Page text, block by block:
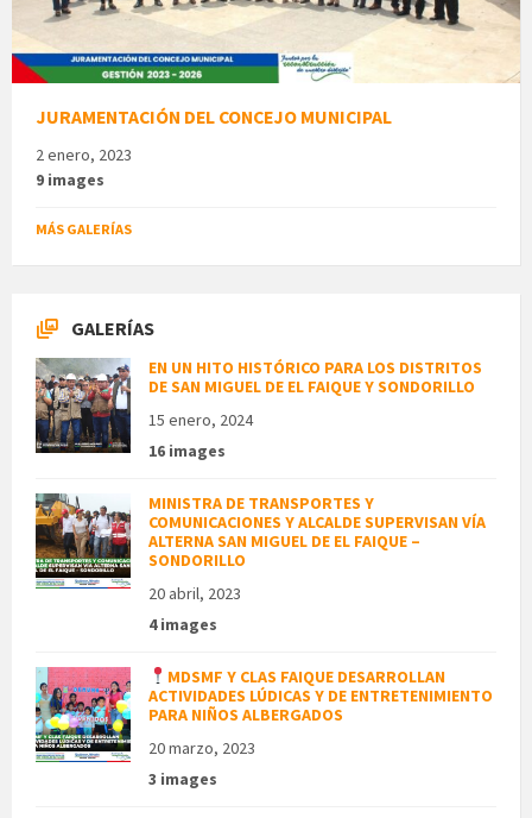
JURAMENTACIÓN DEL CONCEJO MUNICIPAL
2 enero, 2023
9 images
MÁS GALERÍAS
GALERÍAS
EN UN HITO HISTÓRICO PARA LOS DISTRITOS
DE SAN MIGUEL DE EL FAIQUE Y SONDORILLO
15 enero, 2024
16 images
MINISTRA DE TRANSPORTES Y
COMUNICACIONES Y ALCALDE SUPERVISAN VÍA
ALTERNA SAN MIGUEL DE EL FAIQUE –
SONDORILLO
20 abril, 2023
4 images
MDSMF Y CLAS FAIQUE DESARROLLAN
ACTIVIDADES LÚDICAS Y DE ENTRETENIMIENTO
PARA NIÑOS ALBERGADOS
20 marzo, 2023
3 images